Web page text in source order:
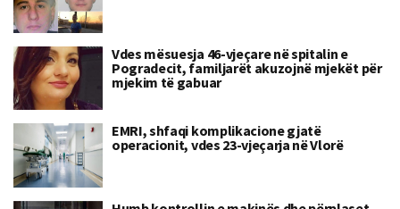
Vdes mësuesja 46-vjeçare në spitalin e
Pogradecit, familjarët akuzojnë mjekët për
mjekim të gabuar
EMRI, shfaqi komplikacione gjatë
operacionit, vdes 23-vjeçarja në Vlorë